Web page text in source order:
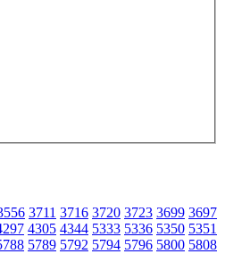
3711 3716 3720 3723 3699 3697
4305 4344 5333 5336 5350 5351
5789 5792 5794 5796 5800 5808